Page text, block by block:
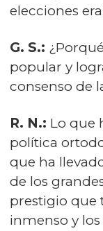
elecciones
G. S.:
popular y
consenso de
R. N.: Lo que
política
que ha
de los
prestigio que
inmenso y